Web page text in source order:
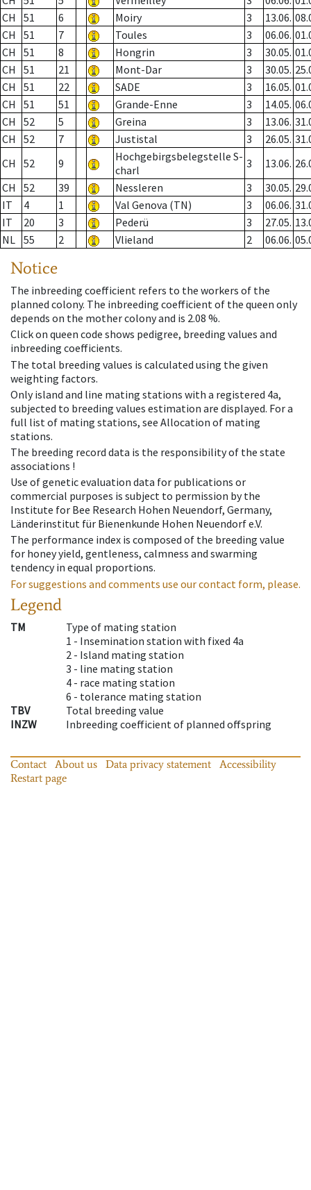
CH
51 6 Moiry 3 13.06.
CH
51 7 Toules 3 06.06.
CH
51 8 Hongrin 3 30.05.
CH
51 21 Mont-Dar 3 30.05.
CH
51 22 SADE 3 16.05.
CH
51 51 Grande-Enne 3 14.05.
CH
52 5 Greina 3 13.06.
CH
52 7 Justistal 3 26.05.
CH
52 9
Hochgebirgsbelegstelle S-
charl
3 13.06.
CH
52 39 Nessleren 3 30.05.
IT
4 1 Val Genova (TN) 3 06.06.
IT
20 3 Pederü 3 27.05.
NL 55 2 Vlieland 2 06.06.
Notice
The inbreeding coefficient refers to the workers of the
planned colony. The inbreeding coefficient of the queen only
depends on the mother colony and is 2.08 %.
Click on queen code shows pedigree, breeding values and
inbreeding coefficients.
The total breeding values is calculated using the given
weighting factors.
Only island and line mating stations with a registered 4a,
subjected to breeding values estimation are displayed. For a
full list of mating stations, see Allocation of mating
stations.
The breeding record data is the responsibility of the state
associations !
Use of genetic evaluation data for publications or
commercial purposes is subject to permission by the
Institute for Bee Research Hohen Neuendorf, Germany,
Länderinstitut für Bienenkunde Hohen Neuendorf e.V.
The performance index is composed of the breeding value
for honey yield, gentleness, calmness and swarming
tendency in equal proportions.
For suggestions and comments use our contact form, please.
Legend
TM
Type of mating station
1 - Insemination station with fixed 4a
2 - Island mating station
3 - line mating station
4 - race mating station
6 - tolerance mating station
TBV
Total breeding value
INZW
Inbreeding coefficient of planned offspring
Contact About us Data privacy statement
Accessibility
Restart page